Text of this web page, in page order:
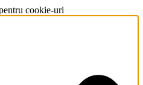
cookie-uri